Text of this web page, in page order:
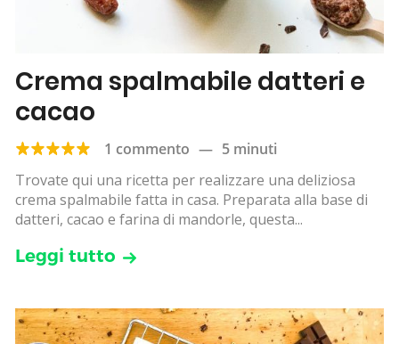
Crema spalmabile datteri e
cacao
1 commento — 5 minuti
Trovate qui una ricetta per realizzare una deliziosa
crema spalmabile fatta in casa. Preparata alla base di
datteri, cacao e farina di mandorle, questa...
Leggi tutto